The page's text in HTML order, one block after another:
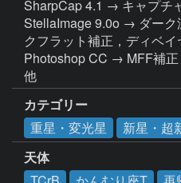
SharpCap 4.1 → キャプチ
StellaImage 9.0o → ダーク
クフラット補正，ディベ
Photoshop CC → MFF補
他
カテゴリー
重星・変光星
新星・超
天体